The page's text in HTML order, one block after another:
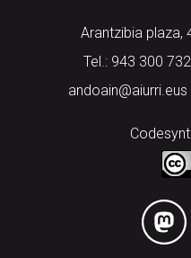
Arantzibia plaza,
Tel.: 943 300